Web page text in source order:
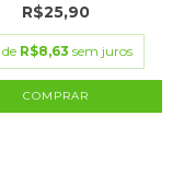
R$25,90
R$8,63 sem juros